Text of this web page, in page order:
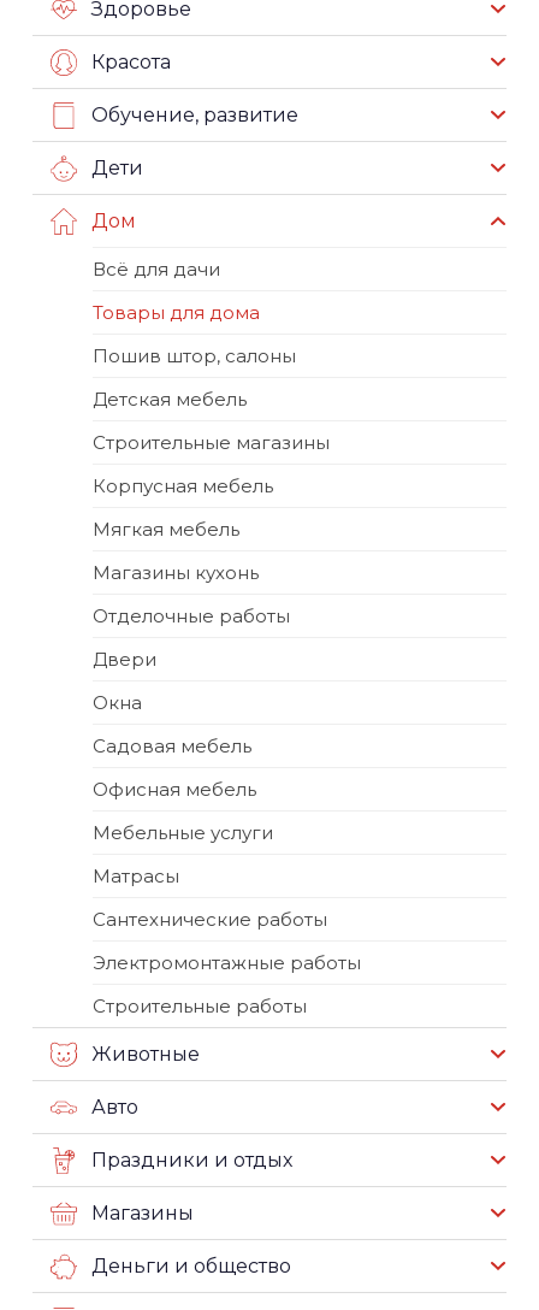
Здоровье
Красота
Обучение, развитие
Дети
Дом
Всё для дачи
Товары для дома
Пошив штор, салоны
Детская мебель
Строительные магазины
Корпусная мебель
Мягкая мебель
Магазины кухонь
Отделочные работы
Двери
Окна
Садовая мебель
Офисная мебель
Мебельные услуги
Матрасы
Сантехнические работы
Электромонтажные работы
Строительные работы
Животные
Авто
Праздники и отдых
Магазины
Деньги и общество